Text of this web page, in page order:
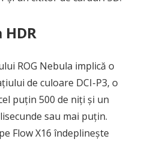
ROG Nebula implică o
de culoare DCI-P3, o
puțin 500 de niți și un
sau mai puțin.
Flow X16 îndeplinește